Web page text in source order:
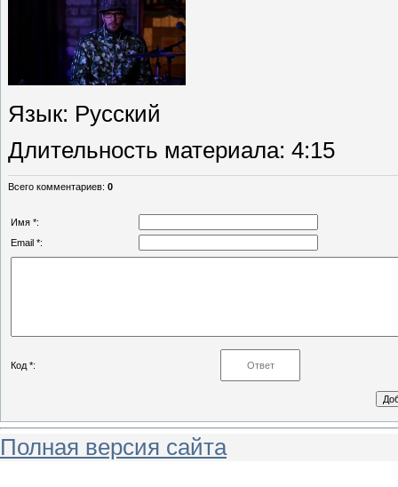
Язык: Русский
Длительность материала: 4:15
Всего комментариев: 0
Имя *:
Email *:
Код *:
Полная версия сайта